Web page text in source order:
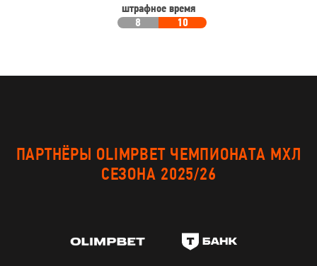
штрафное время
8
10
ПАРТНЁРЫ OLIMPBET ЧЕМПИОНАТА МХЛ
СЕЗОНА 2025/26